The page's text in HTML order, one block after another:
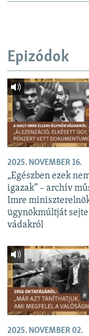
Epizódok
2025. NOVEMBER 16.
„Egészben ezek
igazak” – archív
Imre
ügynökmúltját
vádakról
2025. NOVEMBER 02.